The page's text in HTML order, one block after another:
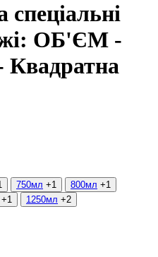
спеціальні
ОБ'ЄМ -
750мл +1 800мл +1
+1 1250мл +2